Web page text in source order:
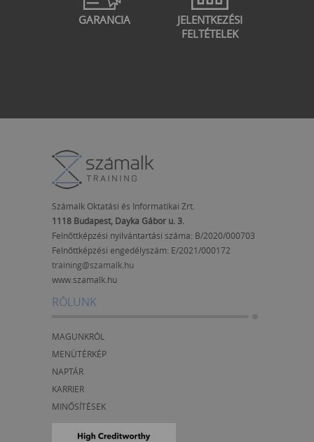
GARANCIA
JELENTKEZÉSI
FELTÉTELEK
Számalk Oktatási és Informatikai Zrt.
1118 Budapest, Dayka Gábor u. 3.
Felnőttképzési nyilvántartási száma: B/2020/000703
Felnőttképzési engedélyszám: E/2021/000172
training@szamalk.hu
www.szamalk.hu
RÓLUNK
MAGUNKRÓL
MENÜTÉRKÉP
NAPTÁR
KARRIER
MINŐSÍTÉSEK